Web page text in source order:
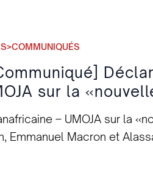
sur la
– UMOJA sur la
Emmanuel Macron et
de change au Trésor